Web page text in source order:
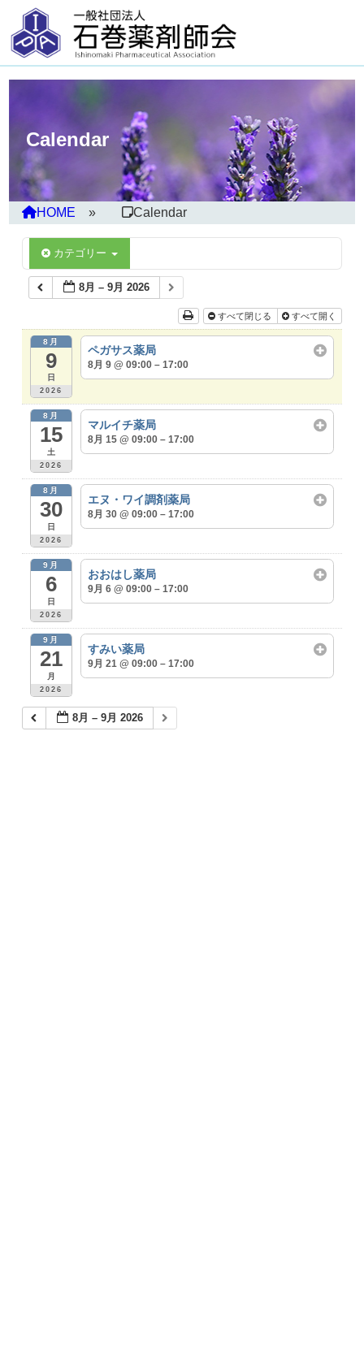
Calendar
HOME Calendar
カテゴリー
8月 – 9月 2026
すべて閉じる すべて開く
8月
9
日
2026
ペガサス薬局
8月 9 @ 09:00 – 17:00
8月
15
土
2026
マルイチ薬局
8月 15 @ 09:00 – 17:00
8月
30
日
2026
エヌ・ワイ調剤薬局
8月 30 @ 09:00 – 17:00
9月
6
日
2026
おおはし薬局
9月 6 @ 09:00 – 17:00
9月
21
月
2026
すみい薬局
9月 21 @ 09:00 – 17:00
8月 – 9月 2026